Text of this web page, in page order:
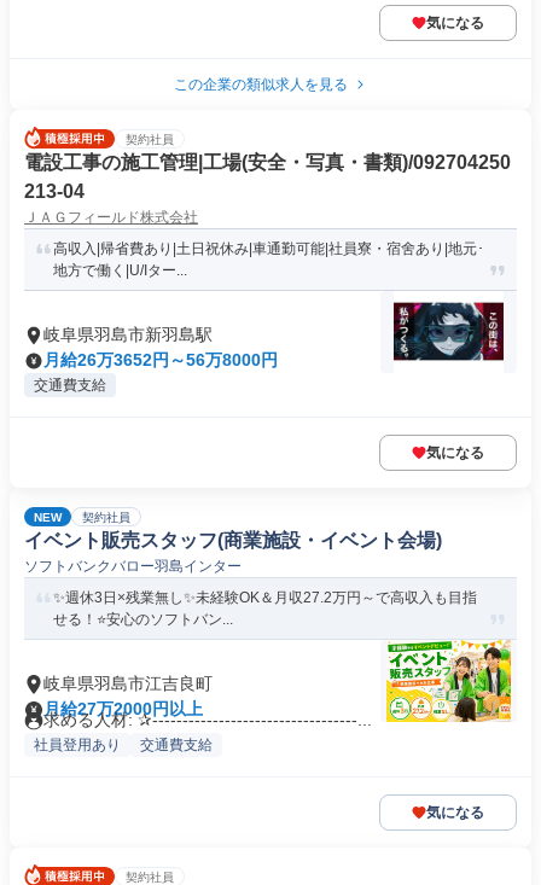
気になる
この企業の類似求人を見る
契約社員
電設工事の施工管理|工場(安全・写真・書類)/092704250
213-04
ＪＡＧフィールド株式会社
高収入|帰省費あり|土日祝休み|車通勤可能|社員寮・宿舍あり|地元･
地方で働く|U/Iター...
岐阜県羽島市新羽島駅
月給26万3652円～56万8000円
交通費支給
気になる
NEW 契約社員
イベント販売スタッフ(商業施設・イベント会場)
ソフトバンクバロー羽島インター
✨週休3日×残業無し✨未経験OK＆月収27.2万円～で高収入も目指
せる！⭐安心のソフトバン...
岐阜県羽島市江吉良町
月給27万2000円以上
求める人材: ✰----------------------------------...
社員登用あり 交通費支給
気になる
契約社員